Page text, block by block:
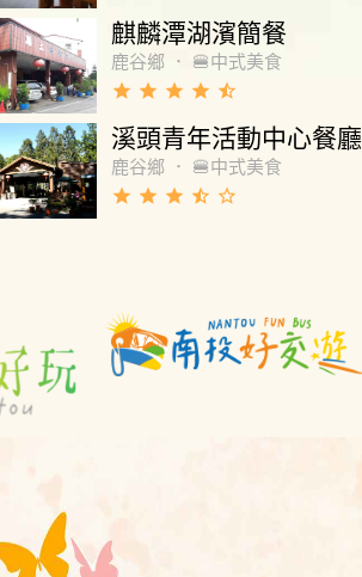
麒麟潭湖濱簡餐
鹿谷鄉 ． 🍔中式美食
grade grade grade grade star_half
溪頭青年活動中心餐廳
鹿谷鄉 ． 🍔中式美食
grade grade grade star_half star_border